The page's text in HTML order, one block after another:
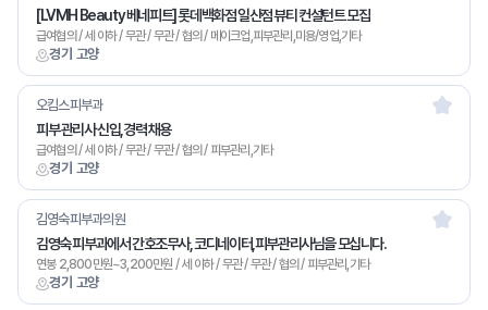
경기 고양
[LVMH Beauty 베네피트] 롯데백화점 일산점 뷰티 컨설턴트 모집
급여협의 / 세 이하 / 무관 / 무관 / 협의 / 메이크업,피부관리,미용/영업,기타
경기 고양
오킴스피부과
피부 관리사 신입,경력 채용
급여협의 / 세 이하 / 무관 / 무관 / 협의 / 피부관리,기타
경기 고양
김영숙피부과의원
김영숙 피부과에서 간호조무사, 코디네이터,피부관리사님을 모십니다.
연봉 2,800만원~3,200만원 / 세 이하 / 무관 / 무관 / 협의 / 피부관리,기타